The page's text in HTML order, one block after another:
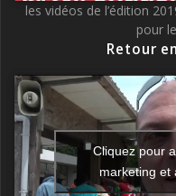
les vidéos de l’édition
pour
Retour
Cliquez pour
marketing et